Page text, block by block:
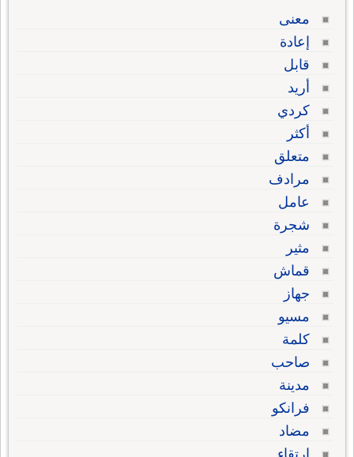
معنى
إعادة
قابل
أريد
كردي
أكثر
متعلق
مرادف
عامل
شجرة
مثير
قماش
جهاز
مسيو
كلمة
صاحب
مدينة
فرانكو
مضاد